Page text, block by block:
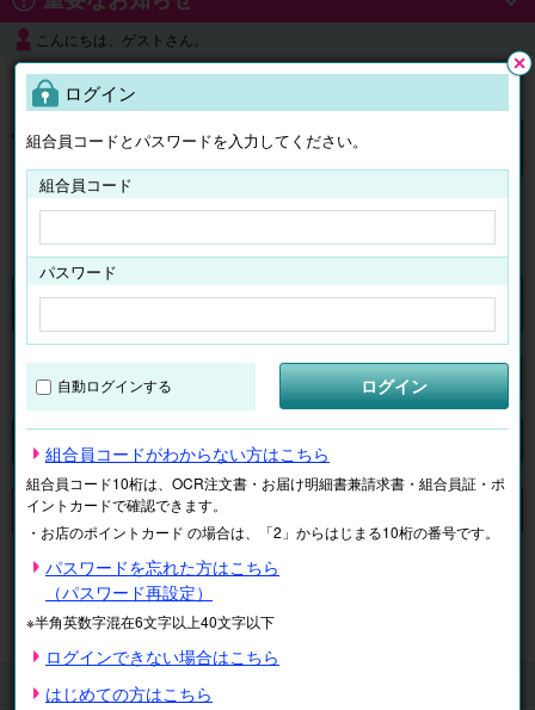
こんにちは、ゲストさん。
よくある質問
ログイン
チケット マイページ
検索
申し訳ございません。 現在、該当商品は、お取扱いしておりません。
マイページ 注文履歴
抽選結果
請求内容
チケット
ログイン
組合員コードとパスワードを入力してください。
組合員コード
パスワード
自動ログインする ログイン
組合員コードがわからない方はこちら
組合員コード10桁は、OCR注文書・お届け明細書兼請求書・組合員証・ポ
イントカードで確認できます。
・お店のポイントカード の場合は、「2」からはじまる10桁の番号です。
パスワードを忘れた方はこちら
（パスワード再設定）
※半角英数字混在6文字以上40文字以下
ログインできない場合はこちら
はじめての方はこちら